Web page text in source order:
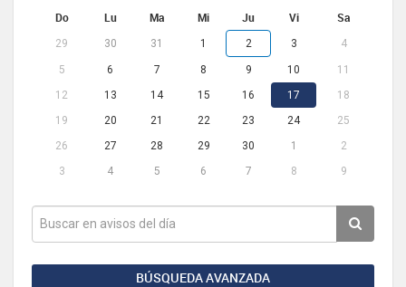
Do Lu Ma Mi Ju Vi Sa
29 30 31 1 2 3 4
5 6 7 8 9 10
11
12
13 14 15 16 17
18
19
20 21 22 23 24
25
26
27 28 29 30 1
2
3
4 5 6 7 8 9
BÚSQUEDA AVANZADA